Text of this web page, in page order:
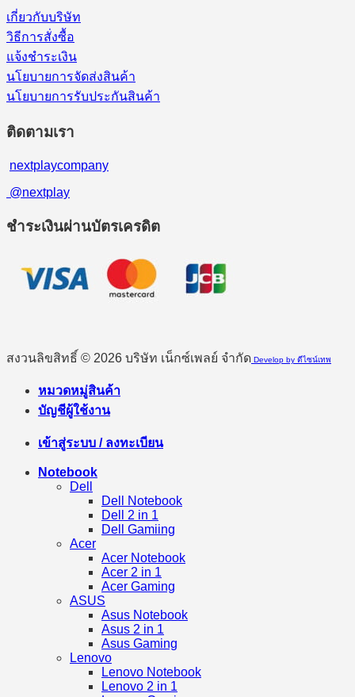
เกี่ยวกับบริษัท
วิธีการสั่งซื้อ
แจ้งชำระเงิน
นโยบายการจัดส่งสินค้า
นโยบายการรับประกันสินค้า
ติดตามเรา
nextplaycompany
@nextplay
ชำระเงินผ่านบัตรเครดิต
สงวนลิขสิทธิ์ © 2026 บริษัท เน็กซ์เพลย์ จำกัด Develop by ดีไซน์เทพ
หมวดหมู่สินค้า
บัญชีผู้ใช้งาน
เข้าสู่ระบบ / ลงทะเบียน
Notebook
Dell
Dell Notebook
Dell 2 in 1
Dell Gamiing
Acer
Acer Notebook
Acer 2 in 1
Acer Gaming
ASUS
Asus Notebook
Asus 2 in 1
Asus Gaming
Lenovo
Lenovo Notebook
Lenovo 2 in 1